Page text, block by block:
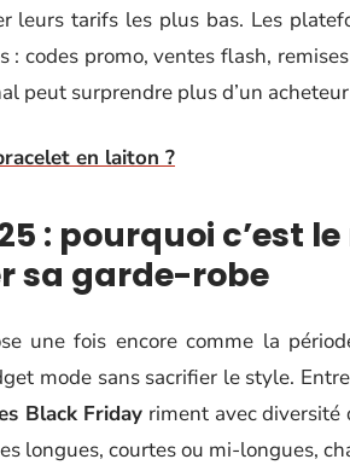
leurs tarifs les plus bas. Les
: codes promo, ventes flash,
peut surprendre plus d’un
en laiton ?
: pourquoi c’est
sa garde-robe
une fois encore comme la
mode sans sacrifier le style.
Black Friday riment avec diversité
longues, courtes ou mi-longues,